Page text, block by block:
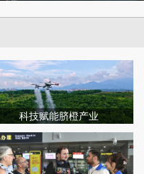
科技赋能脐橙产业